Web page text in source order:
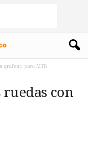
grafeno para MTB
con